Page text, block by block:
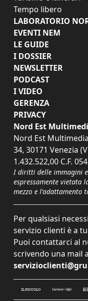
Tempo libero
LABORATORIO
EVENTI NEM
LE GUIDE
I DOSSIER
NEWSLETTER
PODCAST
I VIDEO
GERENZA
PRIVACY
Nord Est
Nord Est
34, 30171 Venezia
1.432.522,00 C.F.
I diritti delle immagini
espressamente vietata
mezzo e l'adattamento
Per qualsiasi
servizio clienti è a
Puoi contattarci al
scrivendo una mail a